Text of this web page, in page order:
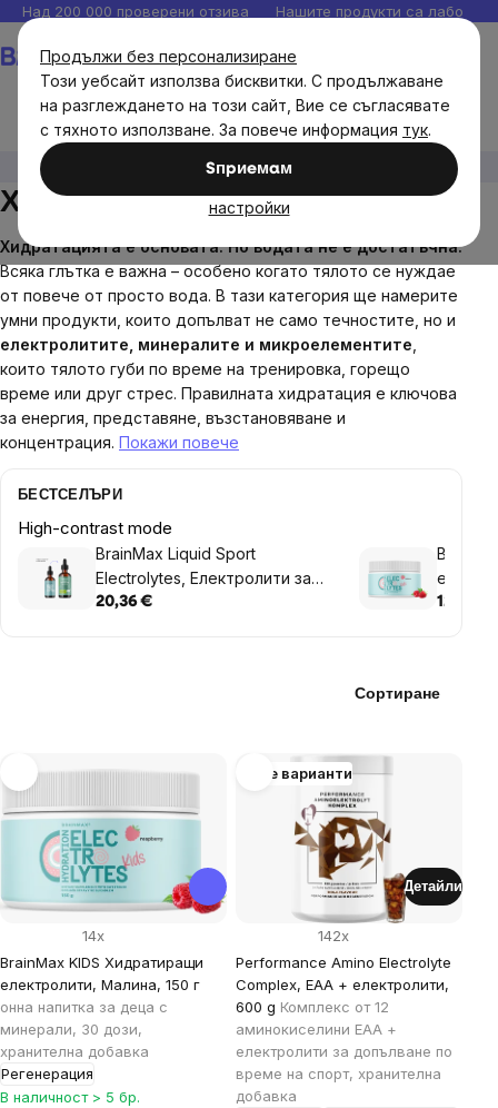
Продължи без персонализиране
Този уебсайт използва бисквитки. С продължаване
на разглеждането на този сайт, Вие се съгласявате
с тяхното използване. За повече информация тук.
Sпpиeмaм
настройки
Прескочи
към
съдържанието
Над 200 000 проверени отзива Нашите продукти са
Хидратация
Хидратация
Хидратацията е основата. Но водата не е достатъчна.
Всяка глътка е важна – особено когато тялото се нуждае
от повече от просто вода. В тази категория ще намерите
умни продукти, които допълват не само течностите, но и
електролитите, минералите и микроелементите
които тялото губи по време на тренировка, горещо
време или друг стрес. Правилната хидратация е ключова
за енергия, представяне, възстановяване и
концентрация. Покажи повече
БЕСТСЕЛЪРИ
High-contrast mode
BrainMax Liquid Sport
Electrolytes, Електролити за
всеки ден, 120 ml
20,36 € 12,20 €
Сортиране
List
of
products
BrainMax KIDS Хидратиращи
електролити, Малина, 150 г
онна напитка за деца с
минерали, 30 дози,
хранителна добавка
Регенерация
14x
В наличност > 5 бр.
Още варианти
Performance Amino Electrolyte
Complex, EAA + електролити,
600 g Комплекс от 12
аминокиселини EAA +
електролити за допълване по
време на спорт, хранителна
добавка
142x
Детайли